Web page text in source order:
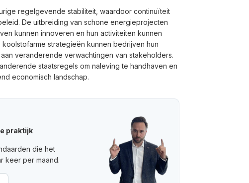
regelgevende stabiliteit, waardoor continuïteit
De uitbreiding van schone energieprojecten
kunnen innoveren en hun activiteiten kunnen
strategieën kunnen bedrijven hun
veranderende verwachtingen van stakeholders.
staatsregels om naleving te handhaven en
economisch landschap.
praktijk
die het
keer per maand.